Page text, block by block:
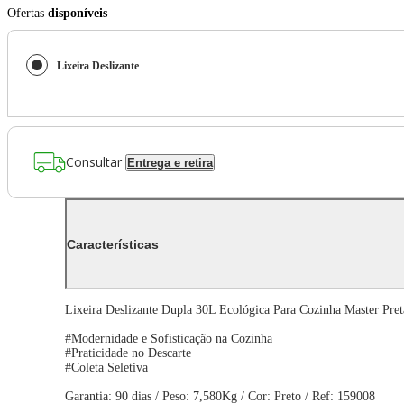
Ofertas disponíveis
Lixeira Deslizante Dupla 30L Ecológica Para Cozinha Master Preta
Consultar Entrega e retira
Características
Lixeira Deslizante Dupla 30L Ecológica Para Cozinha Master
#Modernidade e Sofisticação na Cozinha
#Praticidade no Descarte
#Coleta Seletiva
Garantia: 90 dias / Peso: 7,580Kg / Cor: Preto / Ref: 159008